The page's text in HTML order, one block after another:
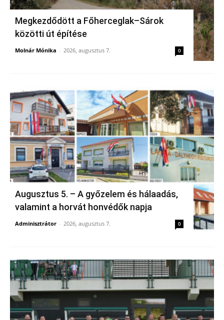
Megkezdődött a Főherceglak–Sárok
közötti út építése
Molnár Mónika - 2026, augusztus 7. 0
Augusztus 5. – A győzelem és hálaadás,
valamint a horvát honvédők napja
Adminisztrátor - 2026, augusztus 7. 0